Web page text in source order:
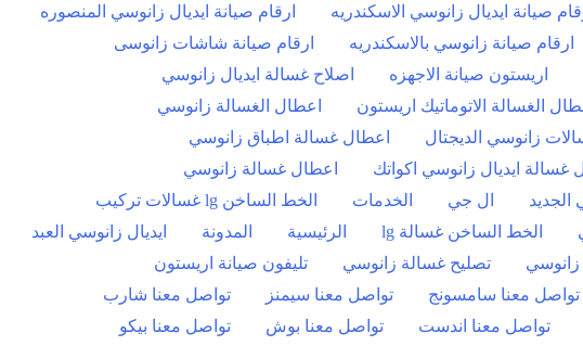
صيانة ايديال زانوسي الاسكندريه
ارقام صيانة ايديال زانوسي المنصوره
ارقام صيانة زانوسي بالاسكندريه
ارقام صيانة شاشات زانوسى
اريستون صيانة الاجهزه
اصلاح غسالة ايديال زانوسي
الغسالة الاتوماتيك اريستون
اعطال الغسالة زانوسي
زانوسي الديجتال
اعطال غسالة اطباق زانوسي
غسالة ايديال زانوسي اكواتك
اعطال غسالة زانوسي
الجديد ال جي الخدمات
الخط الساخن lg غسالات تركيب
الخط الساخن غسالة lg الرئيسية المدونة
ايديال زانوسي العبد
زانوسي تصليح غسالة زانوسي
تليفون صيانة اريستون
تواصل معنا سامسونج تواصل معنا سيمنز
تواصل معنا شارب
تواصل معنا اندست تواصل معنا بوش
تواصل معنا بيكو